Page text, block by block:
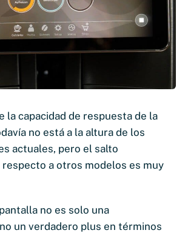
la capacidad de respuesta de la
no está a la altura de los
actuales, pero el salto
a otros modelos es muy
no es solo una
un verdadero plus en términos